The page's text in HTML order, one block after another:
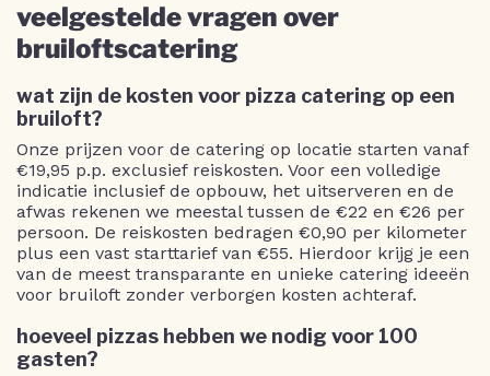
veelgestelde vragen over
bruiloftscatering
wat zijn de kosten voor pizza catering op een
bruiloft?
Onze prijzen voor de catering op locatie starten vanaf
€19,95 p.p. exclusief reiskosten. Voor een volledige
indicatie inclusief de opbouw, het uitserveren en de
afwas rekenen we meestal tussen de €22 en €26 per
persoon. De reiskosten bedragen €0,90 per kilometer
plus een vast starttarief van €55. Hierdoor krijg je een
van de meest transparante en unieke catering ideeën
voor bruiloft zonder verborgen kosten achteraf.
hoeveel pizzas hebben we nodig voor 100
gasten?